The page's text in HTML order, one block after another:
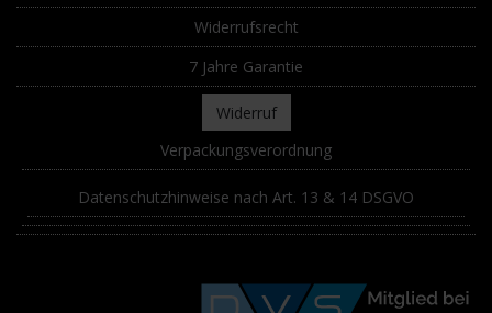
Widerrufsrecht
7 Jahre Garantie
Widerruf
Verpackungsverordnung
Datenschutzhinweise nach Art. 13 & 14 DSGVO